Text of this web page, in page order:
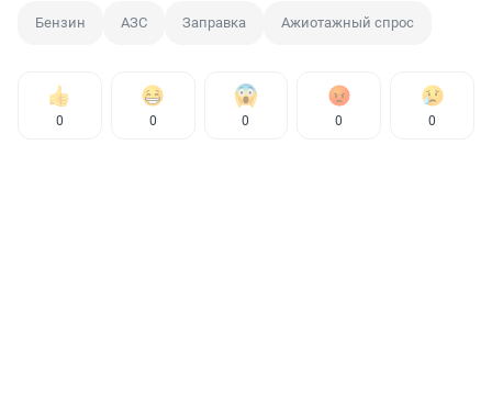
Бензин АЗС Заправка Ажиотажный спрос
0 0 0 0 0